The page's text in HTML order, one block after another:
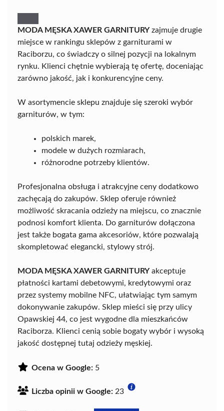
MODA MĘSKA XAWER GARNITURYzajmuje drugie
miejsce w rankingu sklepów z garniturami w
Raciborzu, co świadczy o silnej pozycji na lokalnym
rynku. Klienci chętnie wybierają tę ofertę, doceniając
zarówno jakość, jak i konkurencyjne ceny.
W asortymencie sklepu znajduje się szeroki wybór
garniturów, w tym:
polskich marek,
modele w dużych rozmiarach,
różnorodne potrzeby klientów.
Profesjonalna obsługa i atrakcyjne ceny dodatkowo
zachęcają do zakupów. Sklep oferuje również
możliwość skracania odzieży na miejscu, co znacznie
podnosi komfort klienta. Do garniturów dołączona
jest także bogata gama akcesoriów, które pozwalają
skompletować elegancki, stylowy strój.
MODA MĘSKA XAWER GARNITURYakceptuje
płatności kartami debetowymi, kredytowymi oraz
przez systemy mobilne NFC, ułatwiając tym samym
dokonywanie zakupów. Sklep mieści się przy ulicy
Opawskiej 44, co jest wygodne dla mieszkańców
Raciborza. Klienci cenią sobie bogaty wybór i wysoką
jakość dostępnej tutaj odzieży męskiej.
Ocena w Google: 5
Liczba opinii w Google: 23